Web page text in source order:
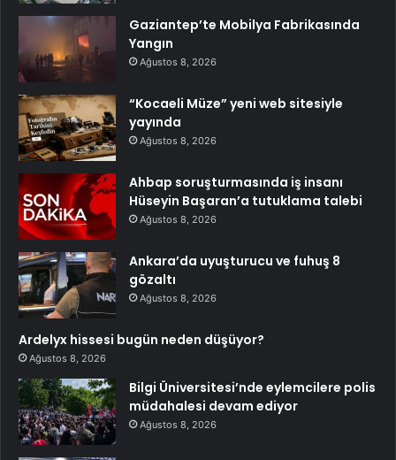
Gaziantep’te Mobilya Fabrikasında
Yangın
Ağustos 8, 2026
“Kocaeli Müze” yeni web sitesiyle
yayında
Ağustos 8, 2026
Ahbap soruşturmasında iş insanı
Hüseyin Başaran’a tutuklama talebi
Ağustos 8, 2026
Ankara’da uyuşturucu ve fuhuş 8
gözaltı
Ağustos 8, 2026
Ardelyx hissesi bugün neden düşüyor?
Ağustos 8, 2026
Bilgi Üniversitesi’nde eylemcilere polis
müdahalesi devam ediyor
Ağustos 8, 2026